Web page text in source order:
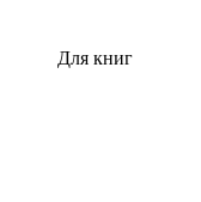
Для книг